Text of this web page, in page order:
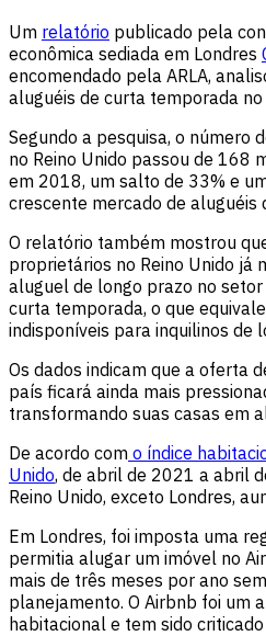
Um relatório publicado pela
econômica sediada em Londres
encomendado pela ARLA,
aluguéis de curta temporada no
Segundo a pesquisa, o número
no Reino Unido passou de 168
em 2018, um salto de 33% e
crescente mercado de aluguéis
O relatório também mostrou
proprietários no Reino Unido já
aluguel de longo prazo no
curta temporada, o que
indisponíveis para inquilinos de
Os dados indicam que a oferta
país ficará ainda mais
transformando suas casas em
De acordo com o índice
Unido, de abril de 2021 a abril
Reino Unido, exceto Londres,
Em Londres, foi imposta uma
permitia alugar um imóvel no
mais de três meses por ano
planejamento. O Airbnb foi um
habitacional e tem sido